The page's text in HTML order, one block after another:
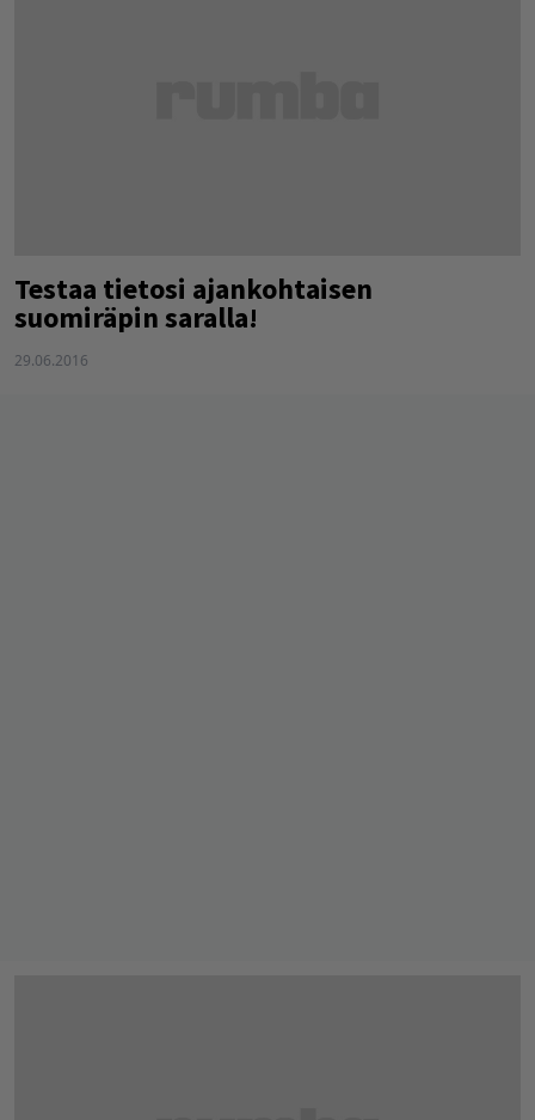
Testaa tietosi ajankohtaisen
suomiräpin saralla!
29.06.2016